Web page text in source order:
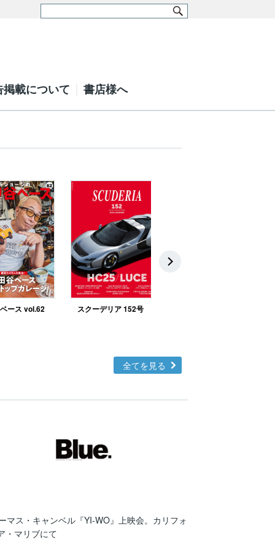
掲載について 書店様へ
ース vol.62 スクーデリア 152号
全てを見る